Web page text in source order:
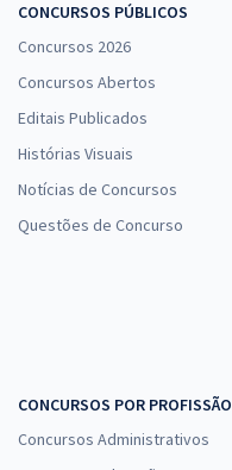
CONCURSOS PÚBLICOS
Concursos 2026
Concursos Abertos
Editais Publicados
Histórias Visuais
Notícias de Concursos
Questões de Concurso
CONCURSOS POR PROFISSÃO
Concursos Administrativos